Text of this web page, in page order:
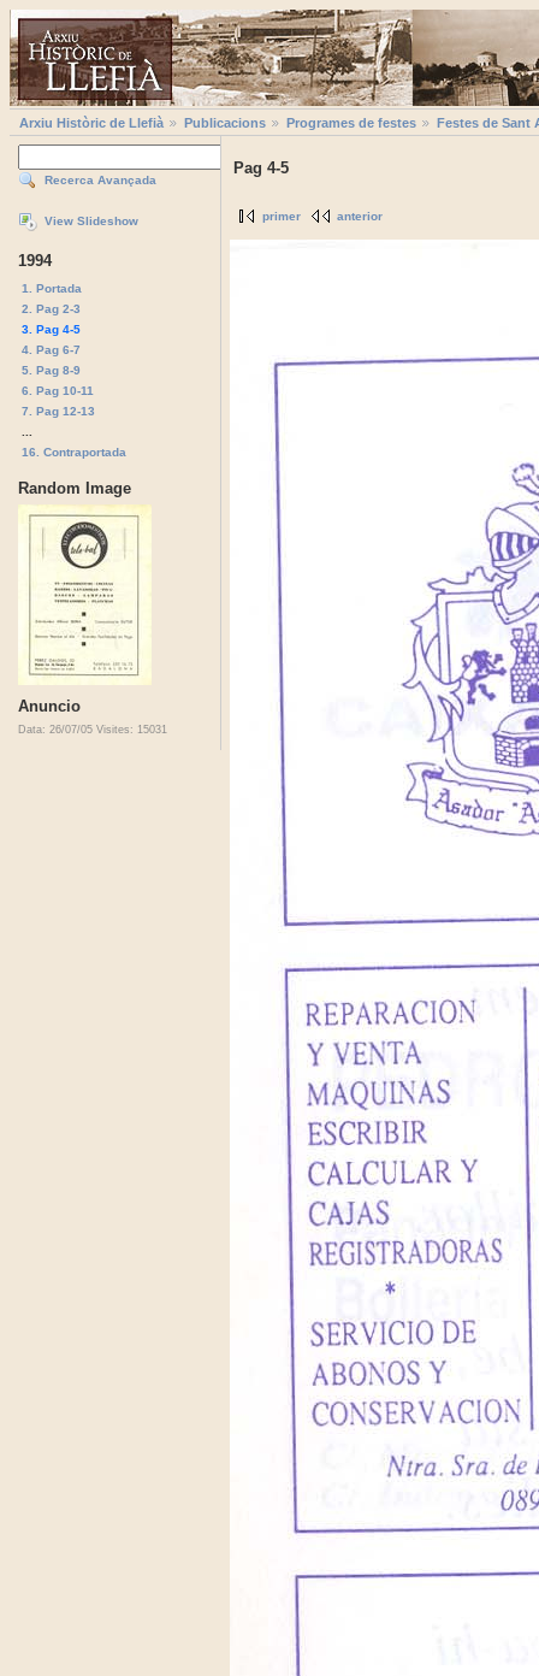
Arxiu Històric de Llefià Publicacions Programes de festes Festes de Sant
Recerca Avançada
View Slideshow
1994
1. Portada
2. Pag 2-3
3. Pag 4-5
4. Pag 6-7
5. Pag 8-9
6. Pag 10-11
7. Pag 12-13
16. Contraportada
Random Image
Anuncio
Data: 26/07/05 Visites: 15031
Pag 4-5
primer anterior